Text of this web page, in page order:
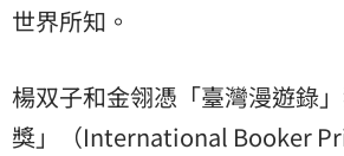
世界所知。
楊双子和金翎憑「臺灣漫遊錄
獎」（International Booker